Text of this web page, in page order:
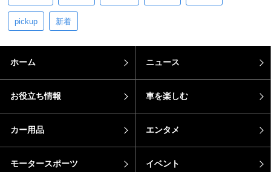
pickup 新着
ホーム ニュース
お役立ち情報 車を楽しむ
カー用品 エンタメ
モータースポーツ イベント